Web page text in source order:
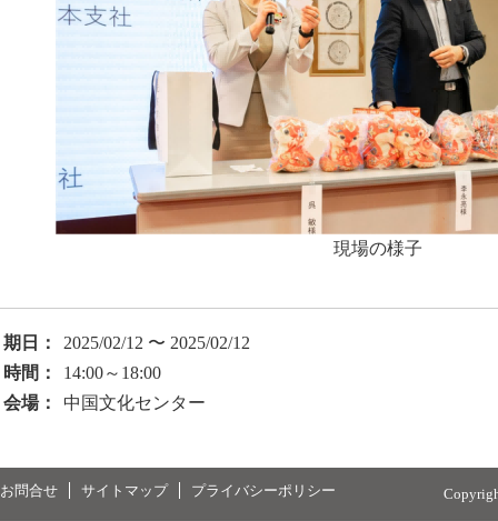
現場の様子
期日：
2025/02/12 〜 2025/02/12
時間：
14:00～18:00
会場：
中国文化センター
お問合せ サイトマップ プライバシーポリシー